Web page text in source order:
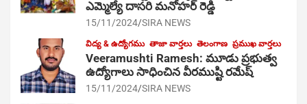
ఎమ్మెల్యే దాసరి మనోహర్ రెడ్డి
15/11/2024 SIRA NEWS
విద్య & ఉద్యోగము తాజా వార్తలు తెలంగాణ ప్రముఖ వార్తలు
Veeramushti Ramesh: మూడు ప్రభుత్వ
ఉద్యోగాలు సాధించిన వీరముష్టి రమేష్
15/11/2024 SIRA NEWS